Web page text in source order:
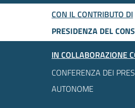
CON IL CONTRIBUTO DI
PRESIDENZA DEL
IN COLLABORAZIONE
CONFERENZA DEI
AUTONOME